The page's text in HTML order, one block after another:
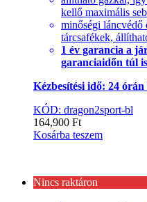
kellő maximális
minőségi láncvédő
tárcsafékek,
1 év garancia a
garanciaidőn túl
Kézbesítési idő: 24
KÓD: dragon2sport-bl
164,900 Ft
Kosárba teszem
Nincs raktáron